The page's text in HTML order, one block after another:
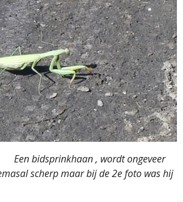
, wordt ongeveer
scherp maar bij de 2e foto was hij